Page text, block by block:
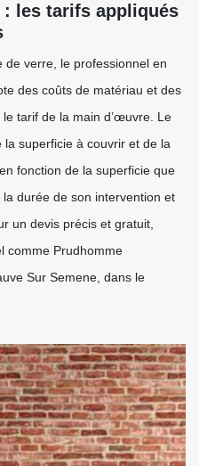
: les tarifs appliqués
de verre, le professionnel en
des coûts de matériau et des
tarif de la main d’œuvre. Le
superficie à couvrir et de la
fonction de la superficie que
durée de son intervention et
un devis précis et gratuit,
comme Prudhomme
Sur Semene, dans le